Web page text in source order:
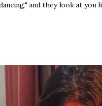
and they look at you
"My Buffalo is Dancing"!
for famous Hindi
In 2010, the internet